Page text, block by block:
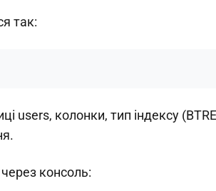
так:
users, колонки, тип індексу
консоль: